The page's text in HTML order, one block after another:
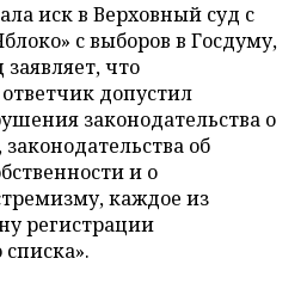
иск в Верховный суд с
с выборов в Госдуму,
заявляет, что
допустил
законодательства о
об
и о
каждое из
регистрации